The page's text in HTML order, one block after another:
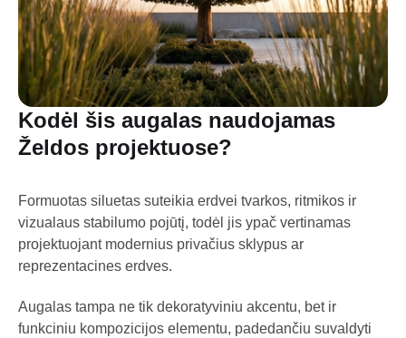
Kodėl šis augalas naudojamas
Želdos projektuose?
Formuotas siluetas suteikia erdvei tvarkos, ritmikos ir
vizualaus stabilumo pojūtį, todėl jis ypač vertinamas
projektuojant modernius privačius sklypus ar
reprezentacines erdves.
Augalas tampa ne tik dekoratyviniu akcentu, bet ir
funkciniu kompozicijos elementu, padedančiu suvaldyti